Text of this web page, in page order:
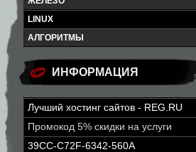
LINUX
АЛГОРИТМЫ
ИНФОРМАЦИЯ
Лучший хостинг сайтов - REG.RU
Промокод 5% скидки на услуги
39CC-C72F-6342-560A